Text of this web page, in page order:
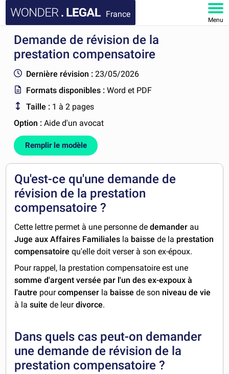
France
Menu
ACCUEIL
FAQ
MON COMPTE
Demande de révision de la
prestation compensatoire
Dernière révision : 23/05/2026
Formats disponibles :Word et PDF
Taille : 1 à 2 pages
Option :Aide d'un avocat
Remplir le modèle
Qu'est-ce qu'une demande de
révision de la prestation
compensatoire ?
Cette lettre permet à une personne dedemander au
Juge aux Affaires Familiales la baissede la prestation
compensatoire qu'elle doit verser à son ex-époux.
Pour rappel, la prestation compensatoire est une
somme d'argent versée par l'un des ex-expoux à
l'autre pourcompenser la baissede son niveau de vie
à la suitede leurdivorce.
Dans quels cas peut-on demander
une demande de révision de la
prestation compensatoire ?